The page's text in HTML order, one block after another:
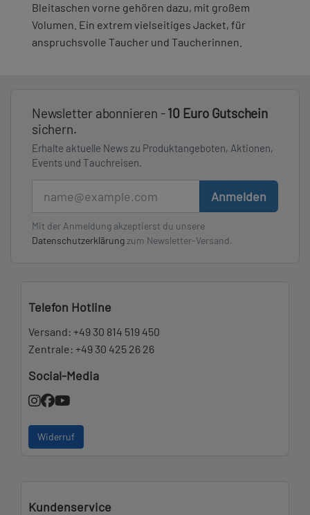
Bleitaschen vorne gehören dazu, mit großem
Volumen. Ein extrem vielseitiges Jacket, für
anspruchsvolle Taucher und Taucherinnen.
Newsletter abonnieren -10 Euro Gutschein
sichern.
Erhalte aktuelle News zu Produktangeboten, Aktionen,
Events und Tauchreisen.
Anmelden
Mit der Anmeldung akzeptierst du unsere
Datenschutzerklärung zum Newsletter-Versand.
Telefon Hotline
Versand: +49 30 814 519 450
Zentrale: +49 30 425 26 26
Social-Media
Widerruf
Kundenservice